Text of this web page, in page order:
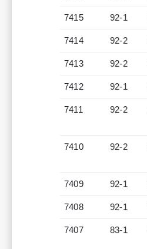
7415 92-1
7414 92-2
7413 92-2
7412 92-1
7411 92-2
7410 92-2
7409 92-1
7408 92-1
7407 83-1